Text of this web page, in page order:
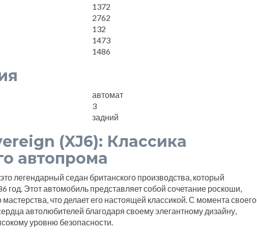
1372
2762
132
1473
1486
автомат
3
задний
(XJ6): Классика
автопрома
легендарный седан британского производства, который
год. Этот автомобиль представляет собой сочетание роскоши,
что делает его настоящей классикой. С момента своего
автолюбителей благодаря своему элегантному дизайну,
уровню безопасности.